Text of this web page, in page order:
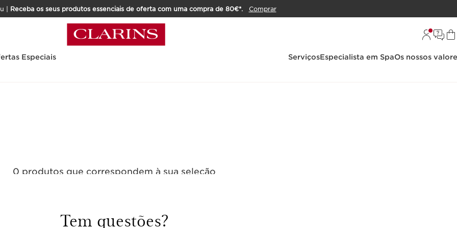
| Receba os seus produtos essenciais de oferta com uma compra de 80€*. Comprar
Especiais ServiçosEspecialista em SpaOs nossos
0 produtos que correspondem à sua seleção
Tem questões?